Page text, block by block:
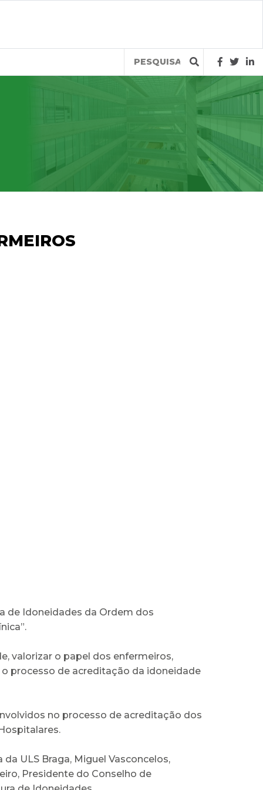
Query
de Idoneidades da Ordem dos
valorizar o papel dos enfermeiros,
processo de acreditação da idoneidade
no processo de acreditação dos
ULS Braga, Miguel Vasconcelos,
Presidente do Conselho de